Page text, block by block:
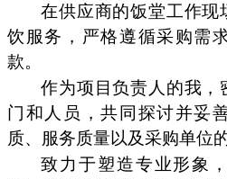
在供应商的饭堂工作现
饮服务，严格遵循采购需
款。
作为项目负责人的我，
门和人员，共同探讨并妥
质、服务质量以及采购单位
致力于塑造专业形象